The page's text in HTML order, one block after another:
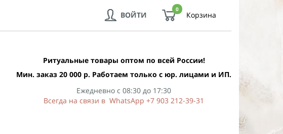
0
Корзина
ВОЙТИ
Ритуальные товары оптом по всей России!
Мин. заказ 20 000 р. Работаем только с юр. лицами и ИП.
Ежедневно с 08:30 до 17:30
Всегда на связи в WhatsApp +7 903 212-39-31